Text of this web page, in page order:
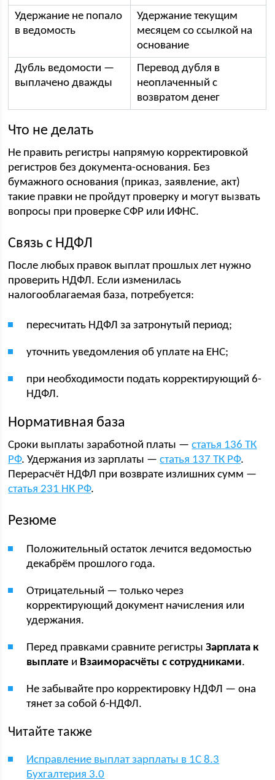
Удержание не попало
в ведомость
Удержание текущим
месяцем со ссылкой на
основание
Дубль ведомости —
выплачено дважды
Перевод дубля в
неоплаченный с
возвратом денег
Что не делать
Не править регистры напрямую корректировкой
регистров без документа-основания. Без
бумажного основания (приказ, заявление, акт)
такие правки не пройдут проверку и могут вызвать
вопросы при проверке СФР или ИФНС.
Связь с НДФЛ
После любых правок выплат прошлых лет нужно
проверить НДФЛ. Если изменилась
налогооблагаемая база, потребуется:
пересчитать НДФЛ за затронутый период;
уточнить уведомления об уплате на ЕНС;
при необходимости подать корректирующий 6-
НДФЛ.
Нормативная база
Сроки выплаты заработной платы —статья 136 ТК
РФ. Удержания из зарплаты —статья 137 ТК РФ.
Перерасчёт НДФЛ при возврате излишних сумм —
статья 231 НК РФ.
Резюме
Положительный остаток лечится ведомостью
декабрём прошлого года.
Отрицательный — только через
корректирующий документ начисления или
удержания.
Перед правками сравните регистрыЗарплата к
выплате и Взаиморасчёты с сотрудниками.
Не забывайте про корректировку НДФЛ — она
тянет за собой 6-НДФЛ.
Читайте также
Исправление выплат зарплаты в 1С 8.3
Бухгалтерия 3.0